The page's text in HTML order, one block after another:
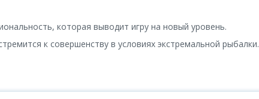
которая выводит игру на новый уровень.
к совершенству в условиях экстремальной рыбалки.